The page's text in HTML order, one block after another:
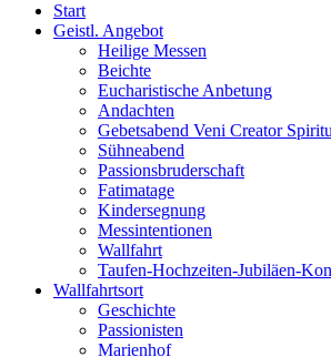
Start
Geistl. Angebot
Heilige Messen
Beichte
Eucharistische Anbetung
Andachten
Gebetsabend Veni Creator
Sühneabend
Passionsbruderschaft
Fatimatage
Kindersegnung
Messintentionen
Wallfahrt
Taufen-Hochzeiten-Jubiläen-
Wallfahrtsort
Geschichte
Passionisten
Marienhof